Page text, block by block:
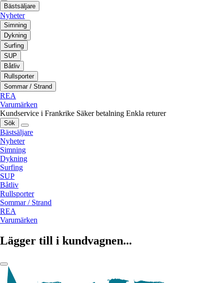
Bästsäljare
Nyheter
Simning
Dykning
Surfing
SUP
Båtliv
Rullsporter
Sommar / Strand
REA
Varumärken
Kundservice i Frankrike Säker betalning Enkla returer
Sök
Bästsäljare
Nyheter
Simning
Dykning
Surfing
SUP
Båtliv
Rullsporter
Sommar / Strand
REA
Varumärken
Lägger till i kundvagnen...